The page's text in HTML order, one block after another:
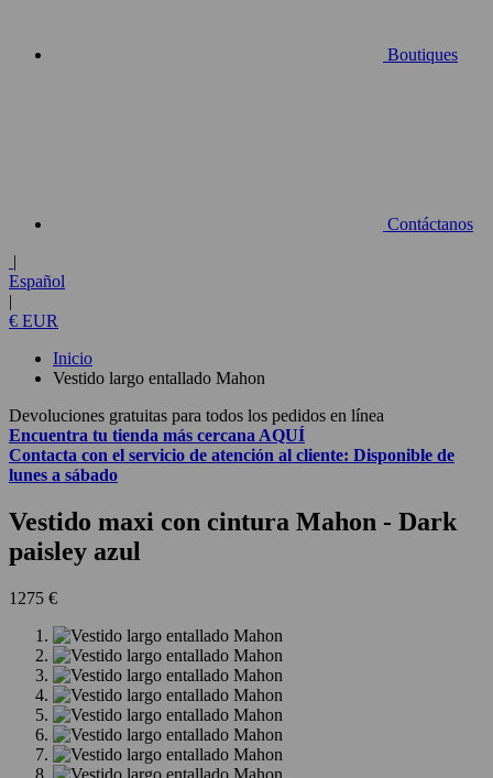
Boutiques
Contáctanos
|
Español
|
€ EUR
Inicio
Vestido largo entallado Mahon
Devoluciones gratuitas para todos los pedidos en línea
Encuentra tu tienda más cercana AQUÍ
Contacta con el servicio de atención al cliente: Disponible de
lunes a sábado
Vestido maxi con cintura Mahon - Dark
paisley azul
1275 €